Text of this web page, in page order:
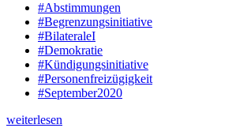
#Abstimmungen
#Begrenzungsinitiative
#BilateraleI
#Demokratie
#Kündigungsinitiative
#Personenfreizügigkeit
#September2020
weiterlesen